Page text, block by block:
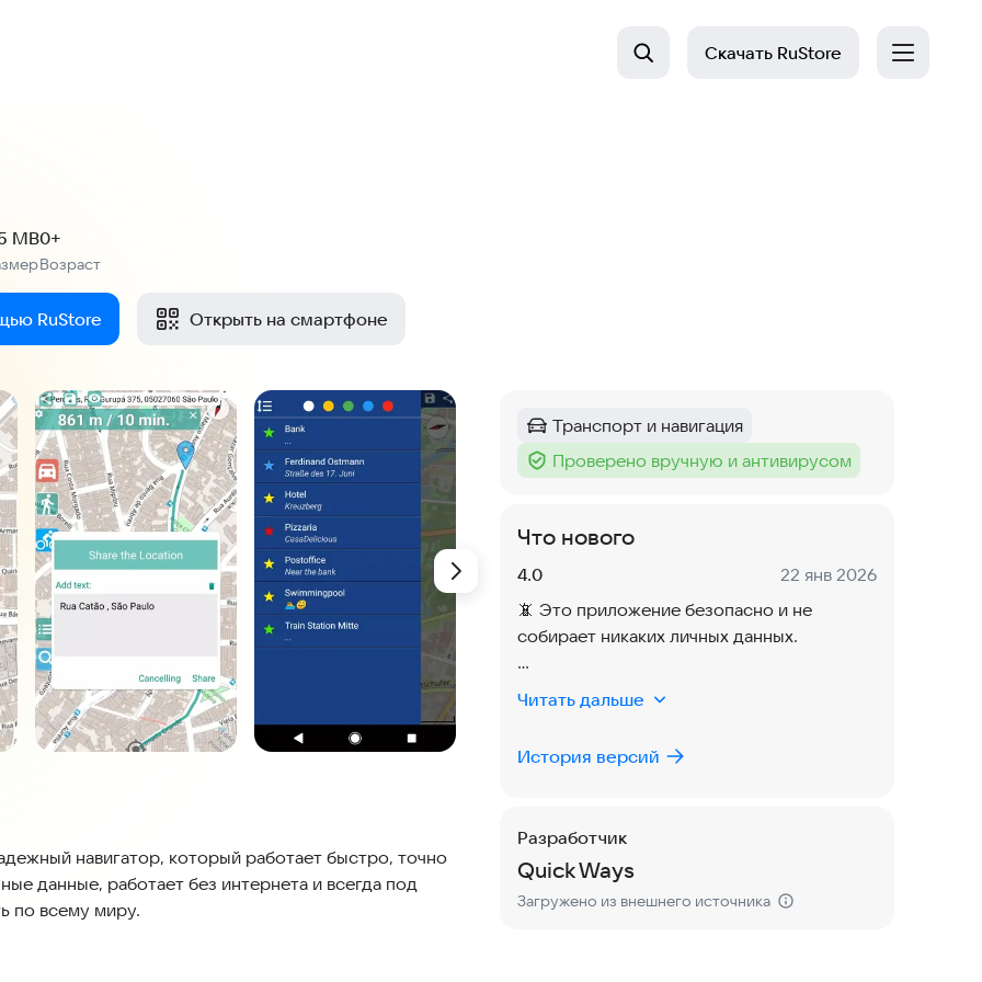
Скачать RuStore
MB
Возраст
0+
RuStore Открыть на смартфоне
навигатор, который работает быстро, точно
данные, работает без интернета и всегда под
по всему миру.
Категория:
Транспорт и навигация
Тег :
Проверено вручную и антивирусом
Что нового
Версия:
4.0 Дата:
22 янв 2026
📵 Это приложение безопасно и не
собирает никаких личных данных.
Новая обновленная карта Actuell
Новый пользовательский
определять текущее местоположение по
Более точная навигация
Добавлены маршруты
Читать дальше
История версий
Разработчик
Quick Ways
Загружено из внешнего источника